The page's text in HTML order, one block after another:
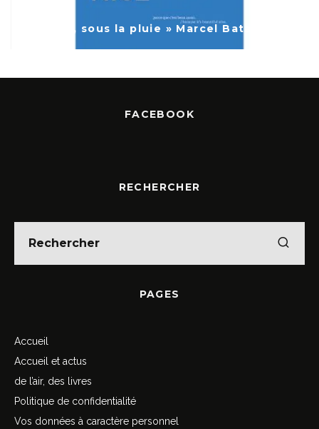
« Nice, sous la pluie » Marcel Bataillard
FACEBOOK
RECHERCHER
PAGES
Accueil
Accueil et actus
de l’air, des livres
Politique de confidentialité
Vos données à caractère personnel